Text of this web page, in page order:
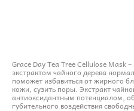
Grace Day Tea Tree Cellulose Mask
экстрактом чайного дерева
поможет избавиться от жирного
кожи, сузить поры. Экстракт
антиоксидантным потенциалом,
губительного воздействия